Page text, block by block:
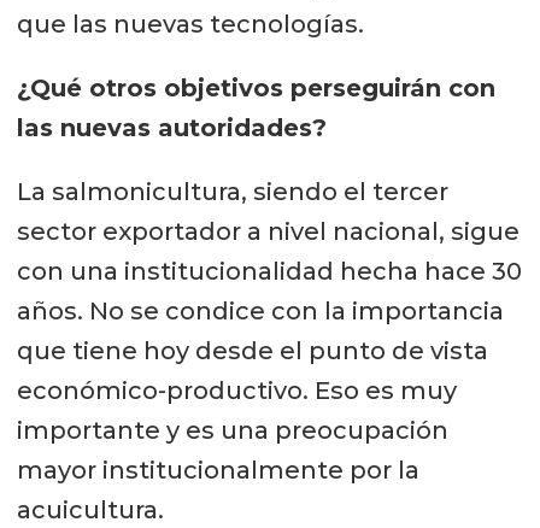
que las nuevas tecnologías.
¿Qué otros objetivos perseguirán con
las nuevas autoridades?
La salmonicultura, siendo el tercer
sector exportador a nivel nacional, sigue
con una institucionalidad hecha hace 30
años. No se condice con la importancia
que tiene hoy desde el punto de vista
económico-productivo. Eso es muy
importante y es una preocupación
mayor institucionalmente por la
acuicultura.